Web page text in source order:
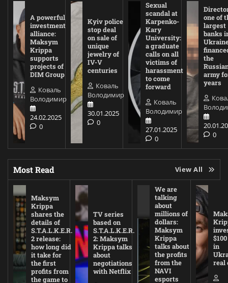
A powerful
investment
alliance:
Maksym
Krippa
supports
projects of
DIM Group
Коваль
Володимир
24.02.2025
0
Kyiv police
stop deal
on sale of
unique
jewelry of
IV-V
centuries
Коваль
Володимир
30.01.2025
0
Sexual
scandal at
Karpenko-
Kary
University:
a graduate
calls on all
victims of
harassment
to come
forward
Коваль
Володимир
27.01.2025
0
one of
largest
banks
the
army
years
0
Most Read View All
Maksym
Krippa
shares the
details of
S.T.A.L.K.E.R.
2 release:
how long did
it take for
the first
profits from
the game to
TV series
based on
S.T.A.L.K.E.R.
2: Maksym
Krippa talks
about
negotiations
with Netflix
We are
talking
about
millions of
dollars:
Maksym
Krippa
talks about
the profits
from the
NAVI
esports
in
real